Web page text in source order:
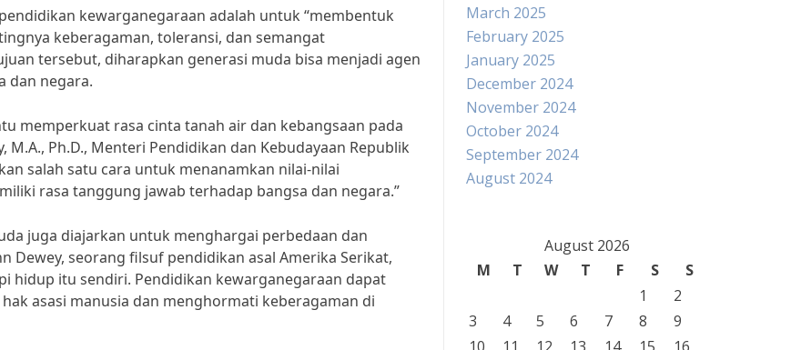
kewarganegaraan adalah untuk “membentuk
keberagaman, toleransi, dan semangat
tersebut, diharapkan generasi muda bisa menjadi agen
dan negara.
memperkuat rasa cinta tanah air dan kebangsaan pada
Ph.D., Menteri Pendidikan dan Kebudayaan Republik
salah satu cara untuk menanamkan nilai-nilai
rasa tanggung jawab terhadap bangsa dan negara.”
juga diajarkan untuk menghargai perbedaan dan
Dewey, seorang filsuf pendidikan asal Amerika Serikat,
hidup itu sendiri. Pendidikan kewarganegaraan dapat
asasi manusia dan menghormati keberagaman di
March 2025
February 2025
January 2025
December 2024
November 2024
October 2024
September 2024
August 2024
August 2026
M
T W T F S
S
1
2
3
4 5 6 7 8
9